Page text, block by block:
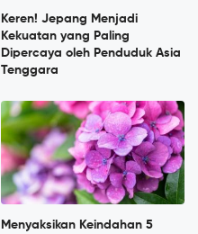
Keren! Jepang Menjadi
Kekuatan yang Paling
Dipercaya oleh Penduduk Asia
Tenggara
Menyaksikan Keindahan 5